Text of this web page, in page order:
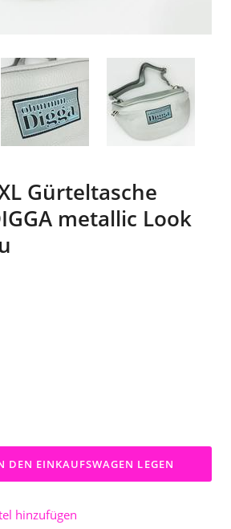
Gürteltasche
metallic Look
DEN EINKAUFSWAGEN LEGEN
hinzufügen